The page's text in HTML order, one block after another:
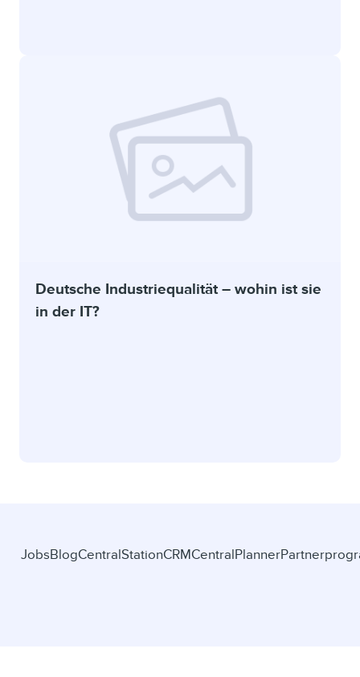
Deutsche Industriequalität – wohin ist sie
in der IT?
JobsBlogCentralStationCRM CentralPlanner